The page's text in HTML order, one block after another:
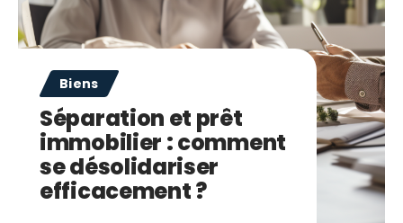
Biens
Séparation et prêt
immobilier : comment
se désolidariser
efficacement ?